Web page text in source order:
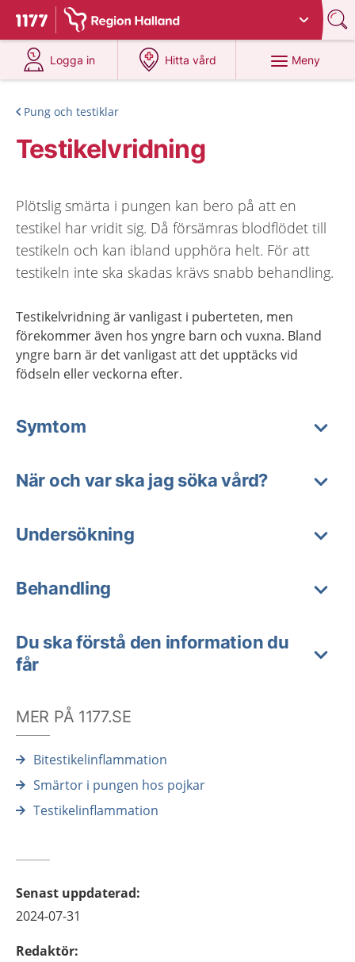
Till startsidan för 1177
Du har valt region Halland
Logga in
på 1177.se
Hitta vård
på 1177.se
Meny
Pung och testiklar
Testikelvridning
Plötslig smärta i pungen kan bero på att en
testikel har vridit sig. Då försämras blodflödet till
testikeln och kan ibland upphöra helt. För att
testikeln inte ska skadas krävs snabb behandling.
Testikelvridning är vanligast i puberteten, men
förekommer även hos yngre barn och vuxna. Bland
yngre barn är det vanligast att det upptäcks vid
födseln eller veckorna efter.
Symtom
När och var ska jag söka vård?
Undersökning
Behandling
Du ska förstå den information du
får
MER PÅ 1177.SE
Bitestikelinflammation
Smärtor i pungen hos pojkar
Testikelinflammation
Senast uppdaterad:
2024-07-31
Redaktör: